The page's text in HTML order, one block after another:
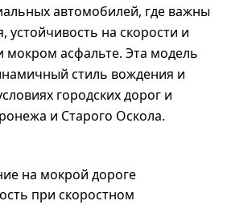
автомобилей, где важны
устойчивость на скорости и
мокром асфальте. Эта модель
стиль вождения и
городских дорог и
и Старого Оскола.
на мокрой дороге
при скоростном